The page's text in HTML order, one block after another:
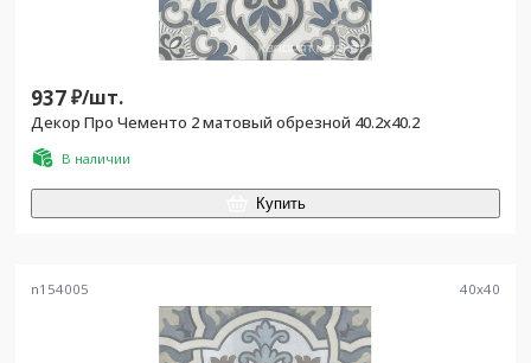
937₽/шт.
Декор Про Чементо 2 матовый обрезной 40.2x40.2
В наличии
Купить
n154005 40x40